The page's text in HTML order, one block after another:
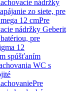
nádržky
zo siete, pre
12 cmPre
nádržky Geberit
pre
12
spúšťaním
WC s
Pre